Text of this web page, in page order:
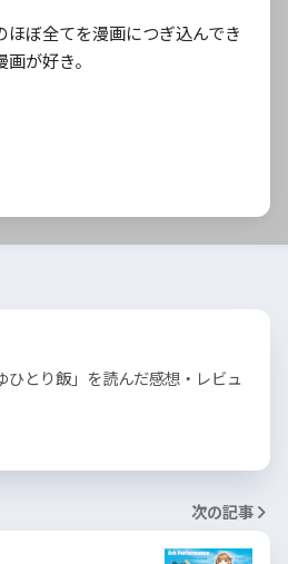
ぼ全てを漫画につぎ込んでき
が好き。
ひとり飯」を読んだ感想・レビュ
次の記事